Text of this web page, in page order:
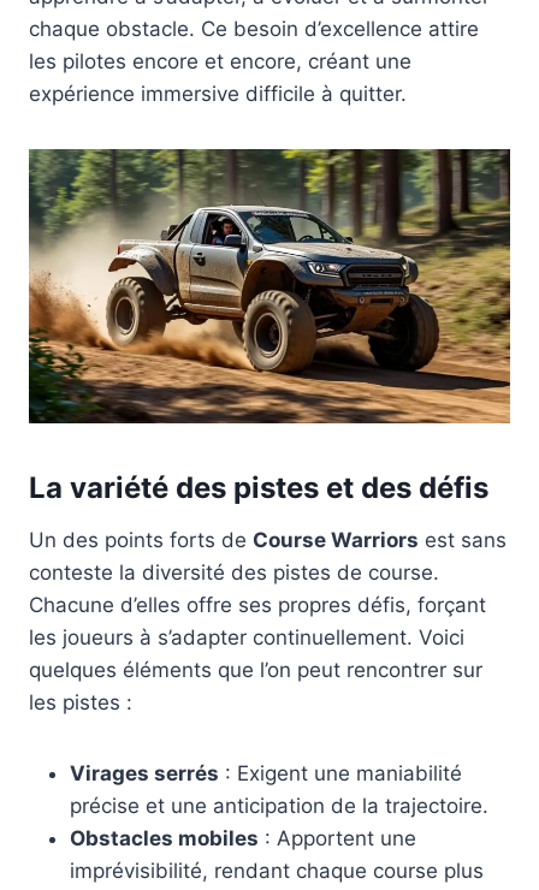
chaque obstacle. Ce besoin d’excellence attire
les pilotes encore et encore, créant une
expérience immersive difficile à quitter.
La variété des pistes et des défis
Un des points forts de Course Warriors est sans
conteste la diversité des pistes de course.
Chacune d’elles offre ses propres défis, forçant
les joueurs à s’adapter continuellement. Voici
quelques éléments que l’on peut rencontrer sur
les pistes :
Virages serrés : Exigent une maniabilité
précise et une anticipation de la trajectoire.
Obstacles mobiles : Apportent une
imprévisibilité, rendant chaque course plus